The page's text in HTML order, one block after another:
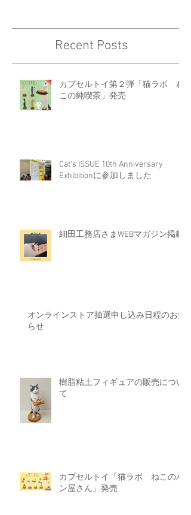
Recent Posts
カプセルトイ第２弾「猫ラボ ね
この純喫茶」発売
Cat's ISSUE 10th Anniversary
Exhibitionに参加しました
細田工務店さまWEBマガジン掲載
オンラインストア抽選申し込み日程のお知
らせ
樹脂粘土フィギュアの販売につい
て
カプセルトイ「猫ラボ ねこのパ
ン屋さん」発売